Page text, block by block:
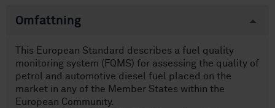
Omfattning
This European Standard describes a fuel quality
monitoring system (FQMS) for assessing the quality of
petrol and automotive diesel fuel placed on the
market in any of the Member States within the
European Community.